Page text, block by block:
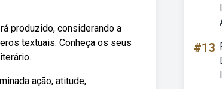
produzido, considerando a
textuais. Conheça os seus
ação, atitude,
#13